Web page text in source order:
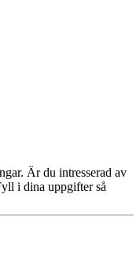
Är du intresserad av
i dina uppgifter så